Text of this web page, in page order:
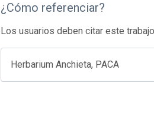
¿Cómo referenciar?
Los usuarios deben citar este
Herbarium Anchieta, PACA